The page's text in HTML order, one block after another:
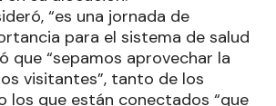
“es una jornada de
para el sistema de salud
que “sepamos aprovechar la
visitantes”, tanto de los
los que están conectados “que